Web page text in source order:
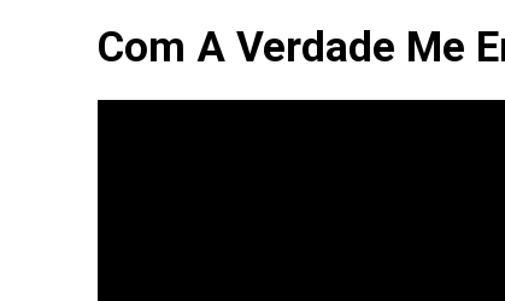
Com A Verdade Me